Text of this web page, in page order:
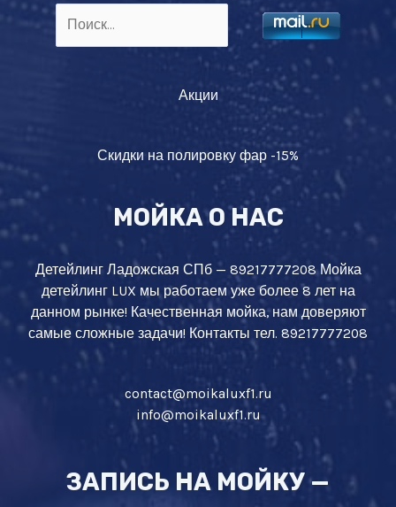
Найти:
Акции
Скидки на полировку фар -15%
МОЙКА О НАС
Детейлинг Ладожская СПб — 89217777208 Мойка
детейлинг LUX мы работаем уже более 8 лет на
данном рынке! Качественная мойка, нам доверяют
самые сложные задачи! Контакты тел. 89217777208
contact@moikaluxf1.ru
info@moikaluxf1.ru
ЗАПИСЬ НА МОЙКУ —